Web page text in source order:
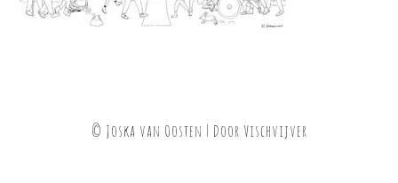
© Joska van Oosten | Door Vischvijver